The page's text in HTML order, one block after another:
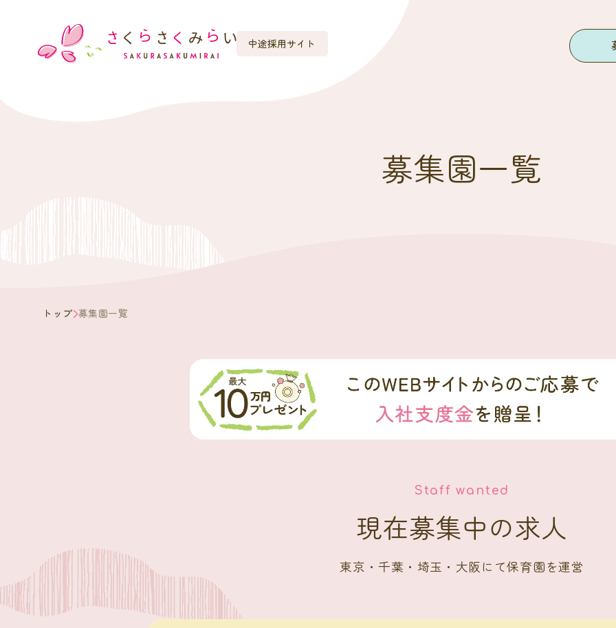
中途採用サイト
募集園一覧
トップ 募集園一覧
Staff wanted
現在募集中の求人
東京・千葉・埼玉・大阪にて保育園を運営